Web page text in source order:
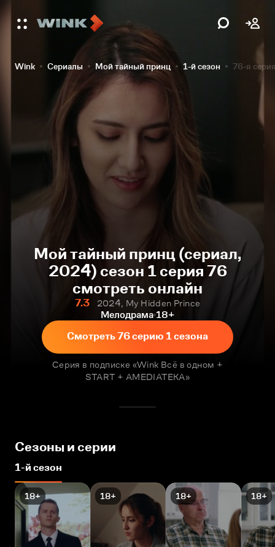
Wink Сериалы Мой тайный принц 1-й сезон 76-я
Мой тайный принц (сериал,
2024) сезон 1 серия 76
смотреть онлайн
7.3
2024, My Hidden Prince
Мелодрама 18+
Смотреть 76 серию 1 сезона
Серия в подписке «Wink Всё в одном +
START + AMEDIATEKA»
Сезоны и серии
1-й сезон
18+ 18+ 18+ 18+